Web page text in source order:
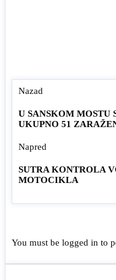
Nazad
U SANSKOM MOSTU
UKUPNO 51
Napred
SUTRA KONTROLA
MOTOCIKLA
You must be logged in to